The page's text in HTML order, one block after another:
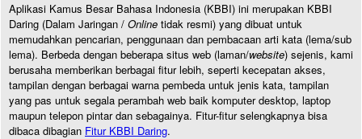
Aplikasi Kamus Besar Bahasa Indonesia (KBBI) ini merupakan KBBI
Daring (Dalam Jaringan / Online tidak resmi) yang dibuat untuk
memudahkan pencarian, penggunaan dan pembacaan arti kata (lema/sub
lema). Berbeda dengan beberapa situs web (laman/website) sejenis, kami
berusaha memberikan berbagai fitur lebih, seperti kecepatan akses,
tampilan dengan berbagai warna pembeda untuk jenis kata, tampilan
yang pas untuk segala perambah web baik komputer desktop, laptop
maupun telepon pintar dan sebagainya. Fitur-fitur selengkapnya bisa
dibaca dibagian Fitur KBBI Daring.